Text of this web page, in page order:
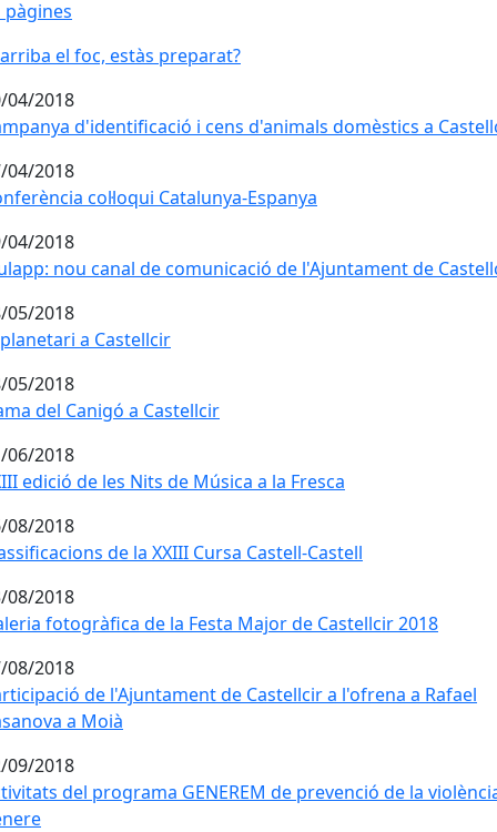
pàgines
el foc, estàs preparat?
el foc, estàs preparat?
04/2018
d'identificació i cens d'animals domèstics a
d'identificació i cens d'animals domèstics a
04/2018
col·loqui Catalunya-Espanya
col·loqui Catalunya-Espanya
04/2018
nou canal de comunicació de l'Ajuntament de
nou canal de comunicació de l'Ajuntament de
05/2018
a Castellcir
a Castellcir
05/2018
del Canigó a Castellcir
del Canigó a Castellcir
06/2018
edició de les Nits de Música a la Fresca
edició de les Nits de Música a la Fresca
08/2018
de la XXIII Cursa Castell-Castell
de la XXIII Cursa Castell-Castell
08/2018
fotogràfica de la Festa Major de Castellcir 2018
fotogràfica de la Festa Major de Castellcir 2018
08/2018
de l'Ajuntament de Castellcir a l'ofrena a Rafael
de l'Ajuntament de Castellcir a l'ofrena a Rafael
a Moià
09/2018
del programa GENEREM de prevenció de la
del programa GENEREM de prevenció de la